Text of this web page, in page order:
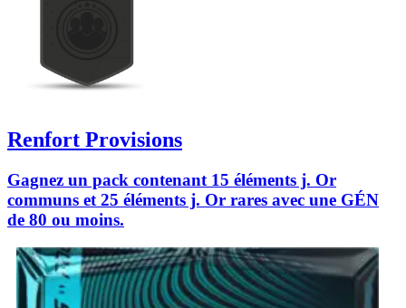
Renfort Provisions
Gagnez un pack contenant 15 éléments j. Or
communs et 25 éléments j. Or rares avec une GÉN
de 80 ou moins.